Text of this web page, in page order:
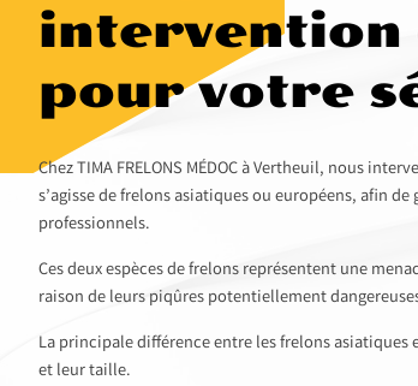
intervention
pour votre
Chez TIMA FRELONS MÉDOC à Vertheuil, nous
s’agisse de frelons asiatiques ou européens, afin
professionnels.
Ces deux espèces de frelons représentent une
raison de leurs piqûres potentiellement
La principale différence entre les frelons
et leur taille.